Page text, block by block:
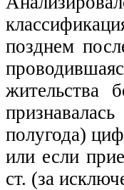
позднем
жительства
полугода)
или если
ст. (за